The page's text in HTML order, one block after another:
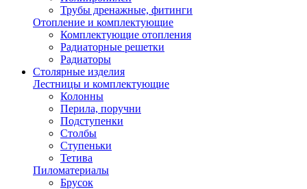
Трубы дренажные, фитинги
Отопление и комплектующие
Комплектующие отопления
Радиаторные решетки
Радиаторы
Столярные изделия
Лестницы и комплектующие
Колонны
Перила, поручни
Подступенки
Столбы
Ступеньки
Тетива
Пиломатериалы
Брусок